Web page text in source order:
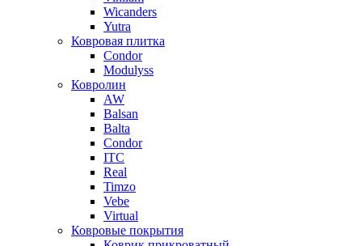
Wicanders
Yutra
Ковровая плитка
Condor
Modulyss
Ковролин
AW
Balsan
Balta
Condor
ITC
Real
Timzo
Vebe
Virtual
Ковровые покрытия